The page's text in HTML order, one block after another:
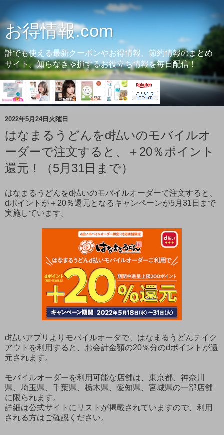
お得情報.com
誰でも使える最新クーポンやお得情報、節約情報のまとめ
サイト。知らなきゃ損するお役立ち情報を毎日配信！
2022年5月24日火曜日
はなまるうどんをd払いのモバイルオ
ーダーで注文すると、＋20％ポイント
還元！（5月31日まで）
はなまるうどんをd払いのモバイルオーダーで注文すると、
dポイントが＋20％還元となるキャンペーンが5月31日まで
実施しています。
d払いアプリよりモバイルオーダで、はなまるうどんテイク
アウトを利用すると、お会計金額の20％分のdポイントが還
元されます。
モバイルオーダーを利用可能な店舗は、東京都、神奈川
県、埼玉県、千葉県、栃木県、愛知県、宮城県の一部店舗
に限られます。
詳細は公式サイトにリストが掲載されていますので、利用
される方はご確認ください。